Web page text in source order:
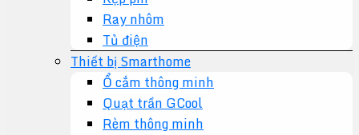
Ray nhôm
Tủ điện
Thiết bị Smarthome
Ổ cắm thông minh
Quạt trần GCool
Rèm thông minh